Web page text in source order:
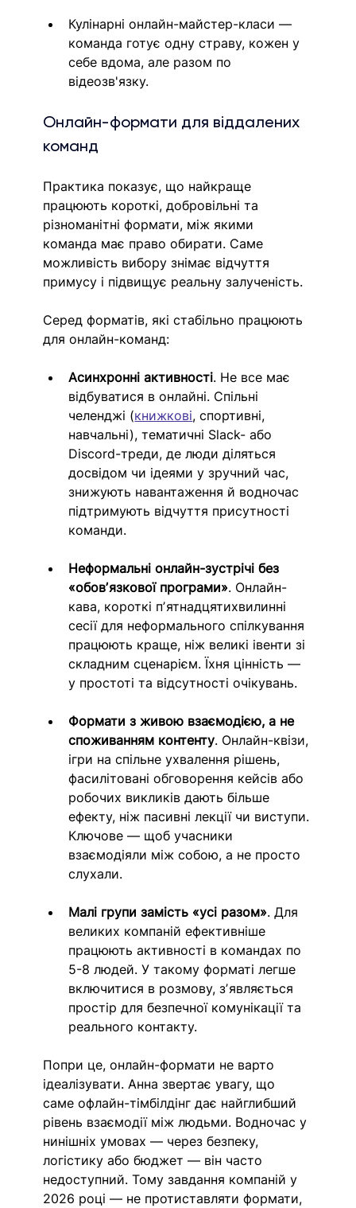
Кулінарні онлайн-майстер-класи —
команда готує одну страву, кожен у
себе вдома, але разом по
відеозв'язку.
Онлайн-формати для віддалених
команд
Практика показує, що найкраще
працюють короткі, добровільні та
різноманітні формати, між якими
команда має право обирати. Саме
можливість вибору знімає відчуття
примусу і підвищує реальну залученість.
Серед форматів, які стабільно працюють
для онлайн-команд:
Асинхронні активності. Не все має
відбуватися в онлайні. Спільні
челенджі (книжкові, спортивні,
навчальні), тематичні Slack- або
Discord-треди, де люди діляться
досвідом чи ідеями у зручний час,
знижують навантаження й водночас
підтримують відчуття присутності
команди.
Неформальні онлайн-зустрічі без
«обовʼязкової програми». Онлайн-
кава, короткі пʼятнадцятихвилинні
сесії для неформального спілкування
працюють краще, ніж великі івенти зі
складним сценарієм. Їхня цінність —
у простоті та відсутності очікувань.
Формати з живою взаємодією, а не
споживанням контенту. Онлайн-квізи,
ігри на спільне ухвалення рішень,
фасилітовані обговорення кейсів або
робочих викликів дають більше
ефекту, ніж пасивні лекції чи виступи.
Ключове — щоб учасники
взаємодіяли між собою, а не просто
слухали.
Малі групи замість «усі разом». Для
великих компаній ефективніше
працюють активності в командах по
5-8 людей. У такому форматі легше
включитися в розмову, зʼявляється
простір для безпечної комунікації та
реального контакту.
Попри це, онлайн-формати не варто
ідеалізувати. Анна звертає увагу, що
саме офлайн-тімбілдінг дає найглибший
рівень взаємодії між людьми. Водночас у
нинішніх умовах — через безпеку,
логістику або бюджет — він часто
недоступний. Тому завдання компаній у
2026 році — не протиставляти формати,